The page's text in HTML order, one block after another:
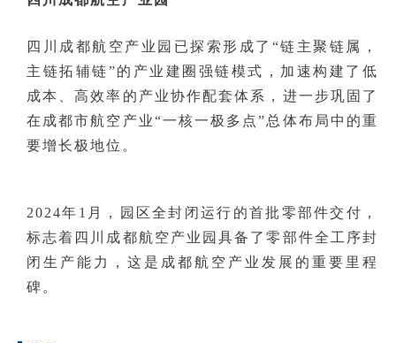
四川成都航空产业园已探索形成了“链主聚链属，
主链拓辅链”的产业建圈强链模式，加速构建了低
成本、高效率的产业协作配套体系，进一步巩固了
在成都市航空产业“一核一极多点”总体布局中的重
要增长极地位。
2024年1月，园区全封闭运行的首批零部件交付，
标志着四川成都航空产业园具备了零部件全工序封
闭 生产能力，这是成都航空产业发展的重要里程
碑。